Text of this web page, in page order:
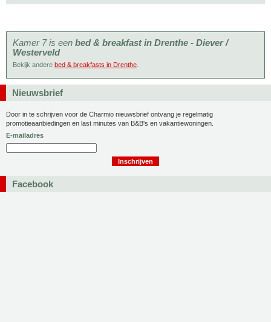
Kamer 7 is een bed & breakfast in Drenthe - Diever /
Westerveld
Bekijk andere bed & breakfasts in Drenthe
Nieuwsbrief
Door in te schrijven voor de Charmio nieuwsbrief ontvang je regelmatig
promotieaanbiedingen en last minutes van B&B's en vakantiewoningen.
E-mailadres
Facebook